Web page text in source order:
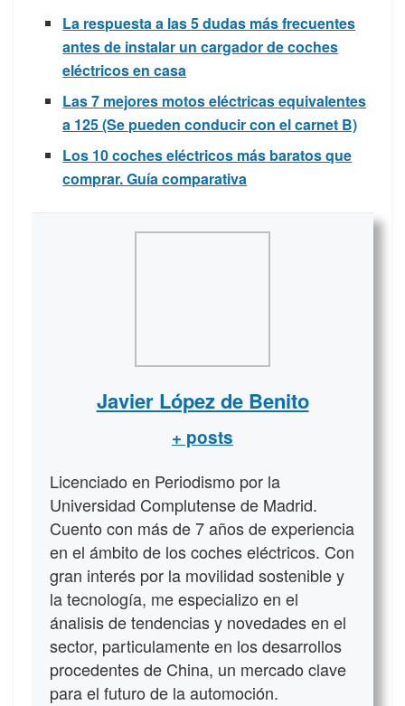
La respuesta a las 5 dudas más frecuentes
antes de instalar un cargador de coches
eléctricos en casa
Las 7 mejores motos eléctricas equivalentes
a 125 (Se pueden conducir con el carnet B)
Los 10 coches eléctricos más baratos que
comprar. Guía comparativa
Javier López de Benito
+ posts
Licenciado en Periodismo por la
Universidad Complutense de Madrid.
Cuento con más de 7 años de experiencia
en el ámbito de los coches eléctricos. Con
gran interés por la movilidad sostenible y
la tecnología, me especializo en el
ánalisis de tendencias y novedades en el
sector, particulamente en los desarrollos
procedentes de China, un mercado clave
para el futuro de la automoción.